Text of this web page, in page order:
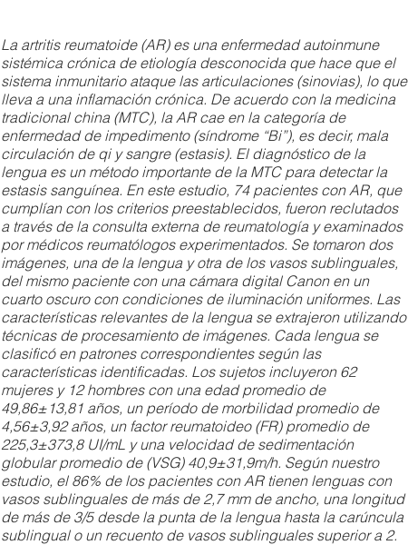
La artritis reumatoide (AR) es una enfermedad autoinmune
sistémica crónica de etiología desconocida que hace que el
sistema inmunitario ataque las articulaciones (sinovias), lo que
lleva a una inflamación crónica. De acuerdo con la medicina
tradicional china (MTC), la AR cae en la categoría de
enfermedad de impedimento (síndrome “Bi”), es decir, mala
circulación de qi y sangre (estasis). El diagnóstico de la
lengua es un método importante de la MTC para detectar la
estasis sanguínea. En este estudio, 74 pacientes con AR, que
cumplían con los criterios preestablecidos, fueron reclutados
a través de la consulta externa de reumatología y examinados
por médicos reumatólogos experimentados. Se tomaron dos
imágenes, una de la lengua y otra de los vasos sublinguales,
del mismo paciente con una cámara digital Canon en un
cuarto oscuro con condiciones de iluminación uniformes. Las
características relevantes de la lengua se extrajeron utilizando
técnicas de procesamiento de imágenes. Cada lengua se
clasificó en patrones correspondientes según las
características identificadas. Los sujetos incluyeron 62
mujeres y 12 hombres con una edad promedio de
49,86±13,81 años, un período de morbilidad promedio de
4,56±3,92 años, un factor reumatoideo (FR) promedio de
225,3±373,8 UI/mL y una velocidad de sedimentación
globular promedio de (VSG) 40,9±31,9m/h. Según nuestro
estudio, el 86% de los pacientes con AR tienen lenguas con
vasos sublinguales de más de 2,7 mm de ancho, una longitud
de más de 3/5 desde la punta de la lengua hasta la carúncula
sublingual o un recuento de vasos sublinguales superior a 2.